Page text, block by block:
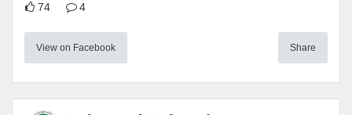
74 4
View on Facebook Share